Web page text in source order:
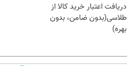
دریافت اعتبار خرید کالا از
طلاسی(بدون ضامن، بدون
بهره)